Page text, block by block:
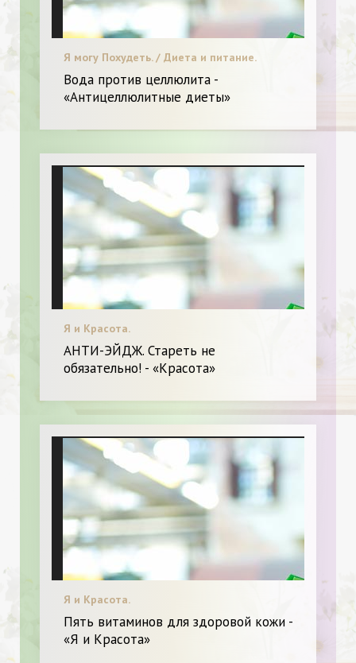
Я могу Похудеть. / Диета и питание.
Вода против целлюлита -
«Антицеллюлитные диеты»
Я и Красота.
АНТИ-ЭЙДЖ. Стареть не
обязательно! - «Красота»
Я и Красота.
Пять витаминов для здоровой кожи -
«Я и Красота»